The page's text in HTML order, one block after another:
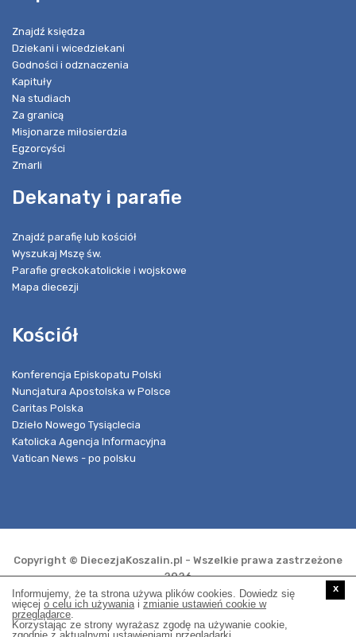
Znajdź księdza
Dziekani i wicedziekani
Godności i odznaczenia
Kapituły
Na studiach
Za granicą
Misjonarze miłosierdzia
Egzorcyści
Zmarli
Dekanaty i parafie
Znajdź parafię lub kościół
Wyszukaj Mszę św.
Parafie greckokatolickie i wojskowe
Mapa diecezji
Kościół
Konferencja Episkopatu Polski
Nuncjatura Apostolska w Polsce
Caritas Polska
Dzieło Nowego Tysiąclecia
Katolicka Agencja Informacyjna
Vatican News - po polsku
Copyright © DiecezjaKoszalin.pl - Wszelkie prawa zastrzeżone
2026
Realizacja i opieka techniczna:
Informujemy, że ta strona używa plików cookies. Dowiedz się
więcej o celu ich używaniai zmianie ustawień cookie w
przeglądarce.
Korzystając ze strony wyrażasz zgodę na używanie cookie,
x